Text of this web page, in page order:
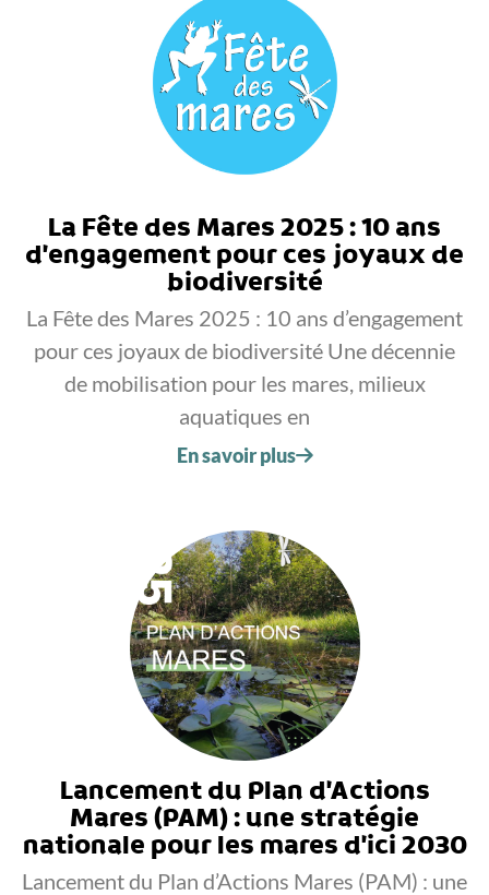
La Fête des Mares 2025 : 10 ans
d’engagement pour ces joyaux de
biodiversité
La Fête des Mares 2025 : 10 ans d’engagement
pour ces joyaux de biodiversité Une décennie
de mobilisation pour les mares, milieux
aquatiques en
En savoir plus
Lancement du Plan d’Actions
Mares (PAM) : une stratégie
nationale pour les mares d’ici 2030
Lancement du Plan d’Actions Mares (PAM) : une